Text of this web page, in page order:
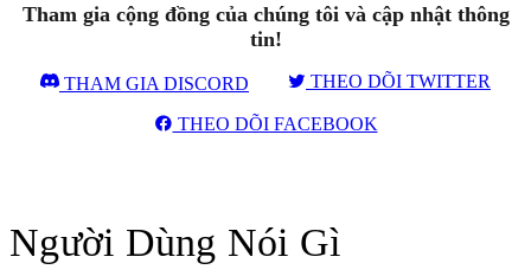
Tham gia cộng đồng của chúng tôi và cập nhật thông
tin!
THAM GIA DISCORD THEO DÕI TWITTER
THEO DÕI FACEBOOK
Người Dùng Nói Gì